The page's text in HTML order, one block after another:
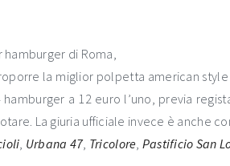
hamburger di Roma,
la miglior polpetta american
a 12 euro l’uno, previa
La giuria ufficiale invece è anche
, Urbana 47, Tricolore, Pastificio San